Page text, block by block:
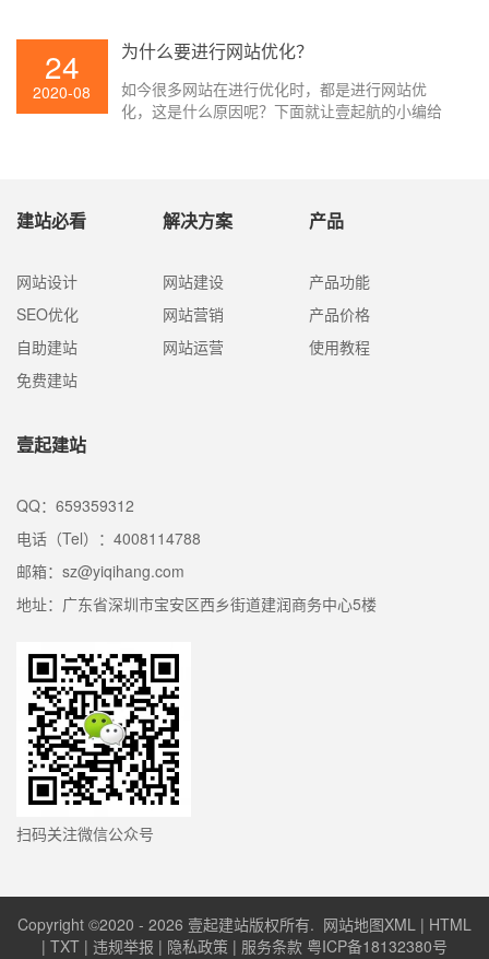
用户中心。
24
2020-08
为什么要进行网站优化？
如今很多网站在进行优化时，都是进行网站优
化，这是什么原因呢？下面就让壹起航的小编给
建站必看
网站设计
SEO优化
自助建站
免费建站
解决方案
网站建设
网站营销
网站运营
产品
产品功能
产品价格
使用教程
壹起建站
QQ：659359312
电话（Tel）：4008114788
邮箱：sz@yiqihang.com
地址：广东省深圳市宝安区西乡街道建润商务中心5楼
扫码关注微信公众号
Copyright ©2020 - 2026 壹起建站版权所有. 网站地图XML | HTML
| TXT | 违规举报 | 隐私政策 | 服务条款 粤ICP备18132380号